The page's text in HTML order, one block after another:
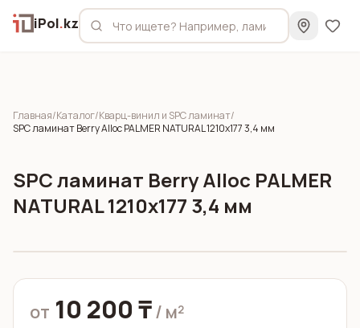
iPol.kz
Главная/Каталог/Кварц-винил и SPC ламинат/
SPC ламинат Berry Alloc PALMER NATURAL 1210x177 3,4 мм
SPC ламинат Berry Alloc PALMER
NATURAL 1210x177 3,4 мм
от 10 200 ₸/ м²